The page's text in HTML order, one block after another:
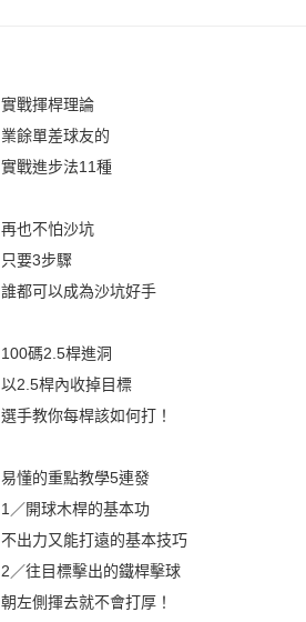
實戰揮桿理論
業餘單差球友的
實戰進步法11種
再也不怕沙坑
只要3步驟
誰都可以成為沙坑好手
100碼2.5桿進洞
以2.5桿內收掉目標
選手教你每桿該如何打！
易懂的重點教學5連發
1／開球木桿的基本功
不出力又能打遠的基本技巧
2／往目標擊出的鐵桿擊球
朝左側揮去就不會打厚！